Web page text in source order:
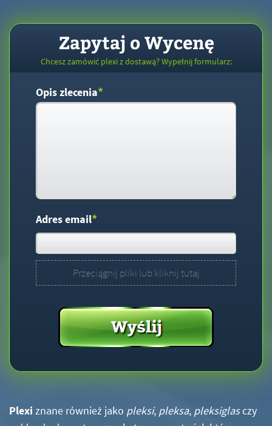
Zapytaj o Wycenę
Chcesz zamówić plexi z dostawą? Wypełnij formularz:
Opis zlecenia*
Adres email*
Przeciągnij pliki lub kliknij tutaj
Plexi znane również jako pleksi, pleksa, pleksiglasczy